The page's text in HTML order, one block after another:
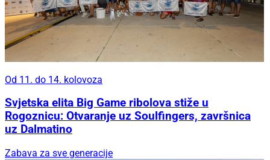
Od 11. do 14. kolovoza
Svjetska elita Big Game ribolova stiže u
Rogoznicu: Otvaranje uz Soulfingers, završnica
uz Dalmatino
Zabava za sve generacije